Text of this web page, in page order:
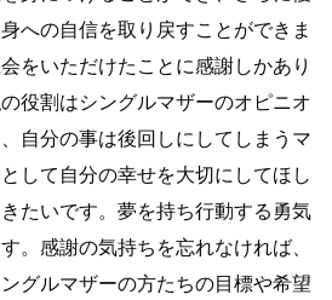
への自信を取り戻すことができま
をいただけたことに感謝しかあり
役割はシングルマザーのオピニオ
自分の事は後回しにしてしまうマ
して自分の幸せを大切にしてほし
たいです。夢を持ち行動する勇気
。感謝の気持ちを忘れなければ、
グルマザーの方たちの目標や希望